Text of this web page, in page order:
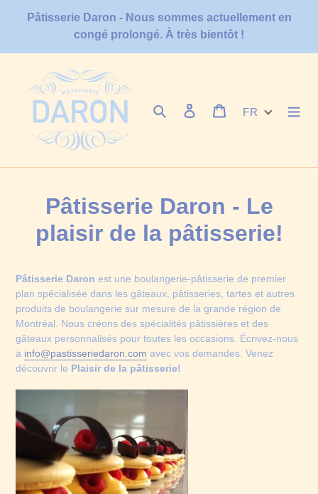
Pâtisserie Daron - Nous sommes actuellement en
congé prolongé. À très bientôt !
RechercherSe connecter
Panier
FR
Pâtisserie Daron - Le
plaisir de la pâtisserie!
Pâtisserie Daron est une boulangerie-pâtisserie de premier
plan spécialisée dans les gâteaux, pâtisseries, tartes et autres
produits de boulangerie sur mesure de la grande région de
Montréal. Nous créons des spécialités pâtissières et des
gâteaux personnalisés pour toutes les occasions. Écrivez-nous
à info@pastisseriedaron.com avec vos demandes. Venez
découvrir le Plaisir de la pâtisserie!